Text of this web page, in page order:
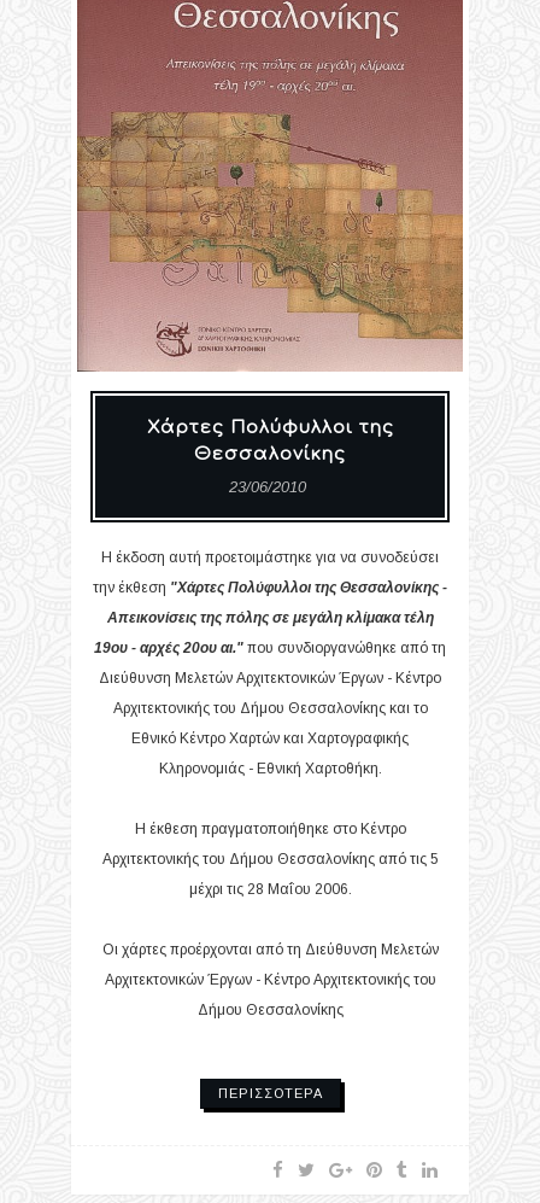
Χάρτες Πολύφυλλοι της
Θεσσαλονίκης
23/06/2010
Η έκδοση αυτή προετοιμάστηκε για να συνοδεύσει
την έκθεση "Χάρτες Πολύφυλλοι της Θεσσαλονίκης -
Απεικονίσεις της πόλης σε μεγάλη κλίμακα τέλη
19ου - αρχές 20ου αι." που συνδιοργανώθηκε από τη
Διεύθυνση Μελετών Αρχιτεκτονικών Έργων - Κέντρο
Αρχιτεκτονικής του Δήμου Θεσσαλονίκης και το
Εθνικό Κέντρο Χαρτών και Χαρτογραφικής
Κληρονομιάς - Εθνική Χαρτοθήκη.
Η έκθεση πραγματοποιήθηκε στο Κέντρο
Αρχιτεκτονικής του Δήμου Θεσσαλονίκης από τις 5
μέχρι τις 28 Μαΐου 2006.
Οι χάρτες προέρχονται από τη Διεύθυνση Μελετών
Αρχιτεκτονικών Έργων - Κέντρο Αρχιτεκτονικής του
Δήμου Θεσσαλονίκης
ΠΕΡΙΣΣΌΤΕΡΑ